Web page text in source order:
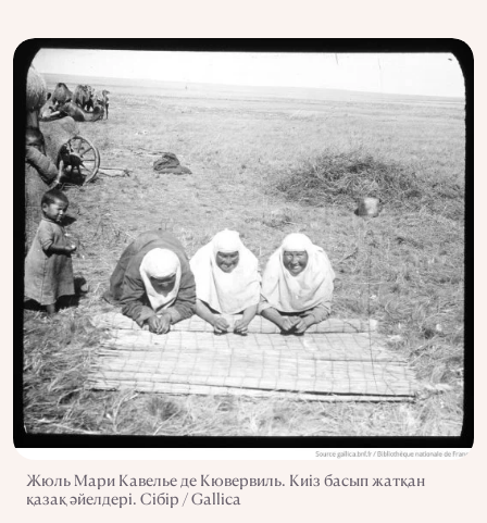
Жюль Мари Кавелье де Кювервиль. Киіз басып жатқан
қазақ әйелдері. Сібір / Gallica